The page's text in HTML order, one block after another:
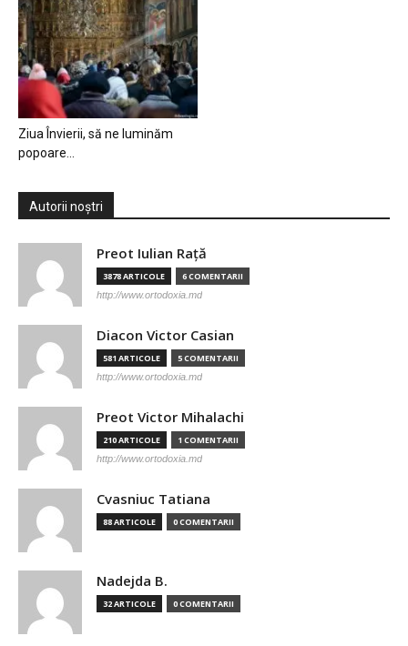
Ziua Învierii, să ne luminăm
popoare…
Autorii noștri
Preot Iulian Raţă
3878 ARTICOLE 6 COMENTARII
http://www.ortodoxia.md
Diacon Victor Casian
581 ARTICOLE 5 COMENTARII
http://www.ortodoxia.md
Preot Victor Mihalachi
210 ARTICOLE 1 COMENTARII
http://www.ortodoxia.md
Cvasniuc Tatiana
88 ARTICOLE 0 COMENTARII
Nadejda B.
32 ARTICOLE 0 COMENTARII